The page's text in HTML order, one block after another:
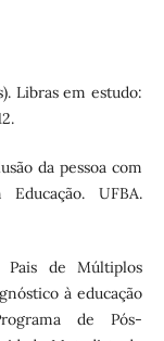
Libras em estudo:
da pessoa com
UFBA.
Pais de Múltiplos
à educação
de Pós-